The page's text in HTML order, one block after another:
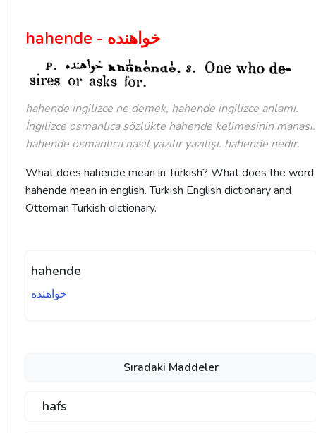
hahende - خواهنده
hahende ingilizce ne demek, hahende ingilizce anlamı.
İngilizce osmanlıca sözlükte hahende kelimesinin manası.
hahende osmanlıca nasıl yazılır yazılışı. hahende nedir.
What does hahende mean in Turkish? What does the word
hahende mean in english. Turkish English dictionary and
Ottoman Turkish dictionary.
hahende
خواهنده
Sıradaki Maddeler
hafs